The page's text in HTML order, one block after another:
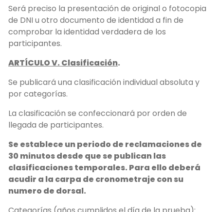
Será preciso la presentación de original o fotocopia
de DNI u otro documento de identidad a fin de
comprobar la identidad verdadera de los
participantes.
ARTÍCULO V. Clasificación.
Se publicará una clasificación individual absoluta y
por categorías.
La clasificación se confeccionará por orden de
llegada de participantes.
Se establece un periodo de reclamaciones de
30 minutos desde que se publican las
clasificaciones temporales. Para ello deberá
acudir a la carpa de cronometraje con su
numero de dorsal.